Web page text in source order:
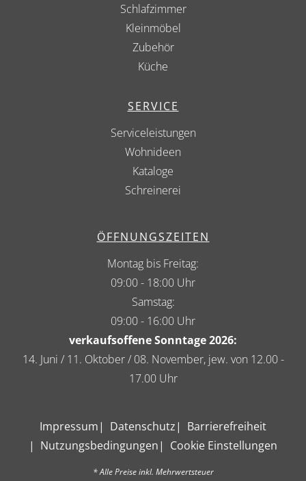
Schlafzimmer
Kleinmöbel
Zubehör
Küche
SERVICE
Serviceleistungen
Wohnideen
Kataloge
Schreinerei
ÖFFNUNGSZEITEN
Montag bis Freitag:
09:00 - 18:00 Uhr
Samstag:
09:00 - 16:00 Uhr
verkaufsoffene Sonntage 2026:
14. Juni / 11. Oktober / 08. November, jew. von 12.00 -
17.00 Uhr
Impressum Datenschutz
Barrierefreiheit
Nutzungsbedingungen
Cookie Einstellungen
* Alle Preise inkl. Mehrwertsteuer